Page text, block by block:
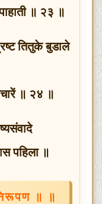
॥ २३ ॥
तितुके बुडाले
॥ २४ ॥
पहिला ॥
॥ ॥